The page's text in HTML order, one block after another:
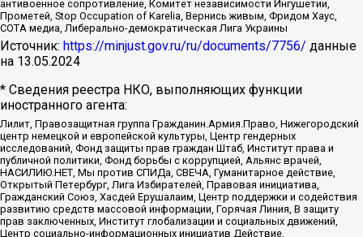
антивоенное сопротивление, Комитет независимости Ингушетии,
Прометей, Stop Occupation of Karelia, Вернись живым, Фридом Хаус,
СОТА медиа, Либерально-демократическая Лига Украины
Источник: https://minjust.gov.ru/ru/documents/7756/ данные
на 13.05.2024
* Сведения реестра НКО, выполняющих функции
иностранного агента:
Лилит, Правозащитная группа Гражданин.Армия.Право, Нижегородский
центр немецкой и европейской культуры, Центр гендерных
исследований, Фонд защиты прав граждан Штаб, Институт права и
публичной политики, Фонд борьбы с коррупцией, Альянс врачей,
НАСИЛИЮ.НЕТ, Мы против СПИДа, СВЕЧА, Гуманитарное действие,
Открытый Петербург, Лига Избирателей, Правовая инициатива,
Гражданский Союз, Хасдей Ерушалаим, Центр поддержки и содействия
развитию средств массовой информации, Горячая Линия, В защиту
прав заключенных, Институт глобализации и социальных движений,
Центр социально-информационных инициатив Действие,